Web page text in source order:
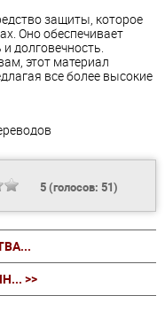
защиты, которое
Оно обеспечивает
долговечность.
этот материал
все более высокие
5(голосов: 51)
>>